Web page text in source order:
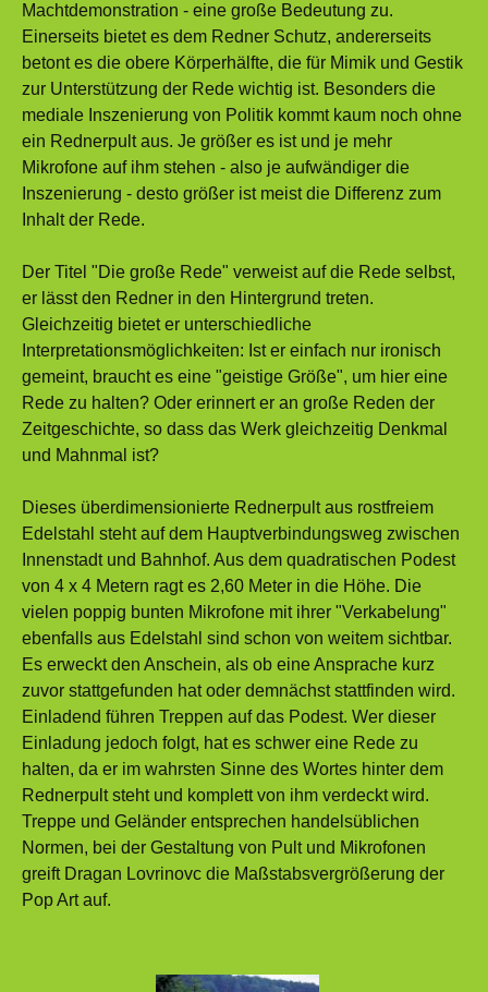
Machtdemonstration - eine große Bedeutung zu.
Einerseits bietet es dem Redner Schutz, andererseits
betont es die obere Körperhälfte, die für Mimik und Gestik
zur Unterstützung der Rede wichtig ist. Besonders die
mediale Inszenierung von Politik kommt kaum noch ohne
ein Rednerpult aus. Je größer es ist und je mehr
Mikrofone auf ihm stehen - also je aufwändiger die
Inszenierung - desto größer ist meist die Differenz zum
Inhalt der Rede.
Der Titel "Die große Rede" verweist auf die Rede selbst,
er lässt den Redner in den Hintergrund treten.
Gleichzeitig bietet er unterschiedliche
Interpretationsmöglichkeiten: Ist er einfach nur ironisch
gemeint, braucht es eine "geistige Größe", um hier eine
Rede zu halten? Oder erinnert er an große Reden der
Zeitgeschichte, so dass das Werk gleichzeitig Denkmal
und Mahnmal ist?
Dieses überdimensionierte Rednerpult aus rostfreiem
Edelstahl steht auf dem Hauptverbindungsweg zwischen
Innenstadt und Bahnhof. Aus dem quadratischen Podest
von 4 x 4 Metern ragt es 2,60 Meter in die Höhe. Die
vielen poppig bunten Mikrofone mit ihrer "Verkabelung"
ebenfalls aus Edelstahl sind schon von weitem sichtbar.
Es erweckt den Anschein, als ob eine Ansprache kurz
zuvor stattgefunden hat oder demnächst stattfinden wird.
Einladend führen Treppen auf das Podest. Wer dieser
Einladung jedoch folgt, hat es schwer eine Rede zu
halten, da er im wahrsten Sinne des Wortes hinter dem
Rednerpult steht und komplett von ihm verdeckt wird.
Treppe und Geländer entsprechen handelsüblichen
Normen, bei der Gestaltung von Pult und Mikrofonen
greift Dragan Lovrinovc die Maßstabsvergrößerung der
Pop Art auf.